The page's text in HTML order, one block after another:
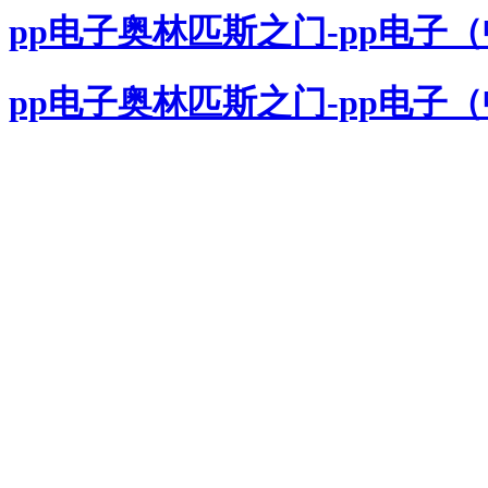
pp电子奥林匹斯之门-pp电子（
pp电子奥林匹斯之门-pp电子（